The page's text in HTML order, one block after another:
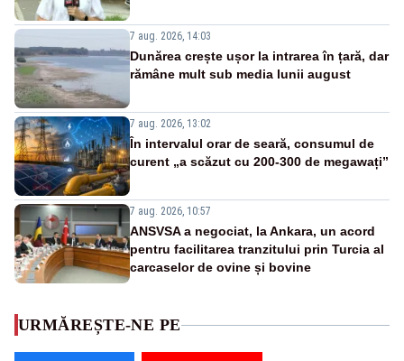
7 aug. 2026, 14:03
Dunărea crește ușor la intrarea în țară, dar
rămâne mult sub media lunii august
7 aug. 2026, 13:02
În intervalul orar de seară, consumul de
curent „a scăzut cu 200-300 de megawați”
7 aug. 2026, 10:57
ANSVSA a negociat, la Ankara, un acord
pentru facilitarea tranzitului prin Turcia al
carcaselor de ovine și bovine
URMĂREȘTE-NE PE